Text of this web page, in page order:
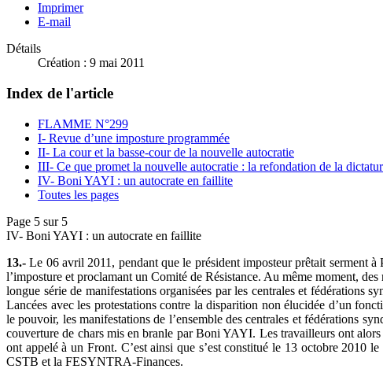
Imprimer
E-mail
Détails
Création : 9 mai 2011
Index de l'article
FLAMME N°299
I- Revue d’une imposture programmée
II- La cour et la basse-cour de la nouvelle autocratie
III- Ce que promet la nouvelle autocratie : la refondation de la
IV- Boni YAYI : un autocrate en faillite
Toutes les pages
Page 5 sur 5
IV- Boni YAYI : un autocrate en faillite
13.- Le 06 avril 2011, pendant que le président imposteur prêtait serment
l’imposture et proclamant un Comité de Résistance. Au même moment,
longue série de manifestations organisées par les centrales et fédérations
Lancées avec les protestations contre la disparition non élucidée d’un
le pouvoir, les manifestations de l’ensemble des centrales et fédérations
couverture de chars mis en branle par Boni YAYI. Les travailleurs ont
ont appelé à un Front. C’est ainsi que s’est constitué le 13 octobre
CSTB et la FESYNTRA-Finances.